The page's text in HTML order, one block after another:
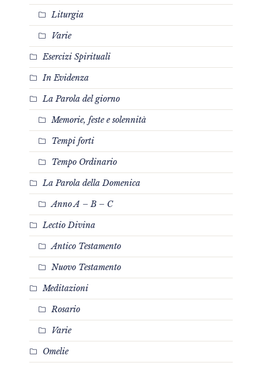
Liturgia
Varie
Esercizi Spirituali
In Evidenza
La Parola del giorno
Memorie, feste e solennità
Tempi forti
Tempo Ordinario
La Parola della Domenica
Anno A – B – C
Lectio Divina
Antico Testamento
Nuovo Testamento
Meditazioni
Rosario
Varie
Omelie